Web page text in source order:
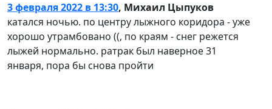
3 февраля 2022 в 13:30, Михаил Цыпуков
катался ночью. по центру лыжного коридора - уже
хорошо утрамбовано ((, по краям - снег режется
лыжей нормально. ратрак был наверное 31
января, пора бы снова пройти